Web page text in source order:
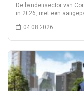
De bandensector van
in 2026, met een
04.08.2026